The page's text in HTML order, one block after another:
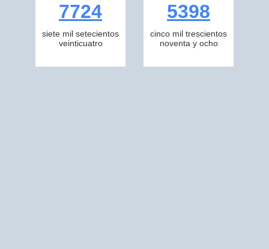
7724
siete mil setecientos
veinticuatro
5398
cinco mil trescientos
noventa y ocho